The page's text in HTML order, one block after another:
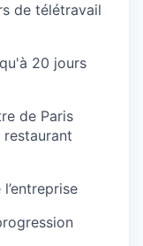
de télétravail
20 jours
de Paris
restaurant